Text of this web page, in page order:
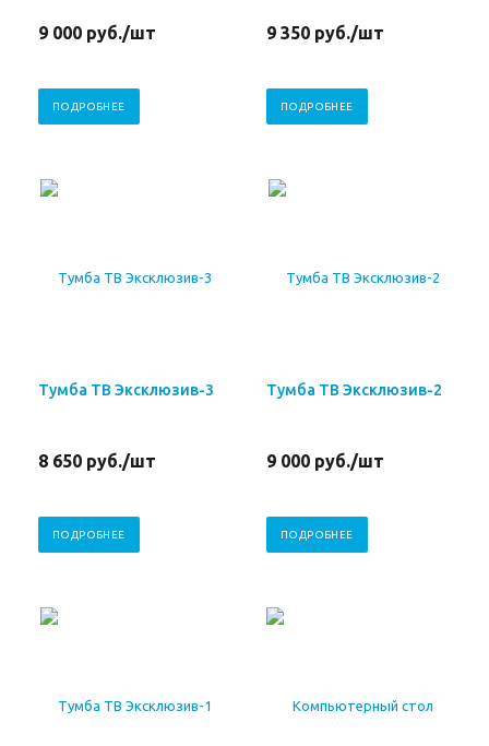
9 000 руб./шт
ПОДРОБНЕЕ
9 350 руб./шт
ПОДРОБНЕЕ
Тумба ТВ Эксклюзив-3
8 650 руб./шт
ПОДРОБНЕЕ
Тумба ТВ Эксклюзив-2
9 000 руб./шт
ПОДРОБНЕЕ